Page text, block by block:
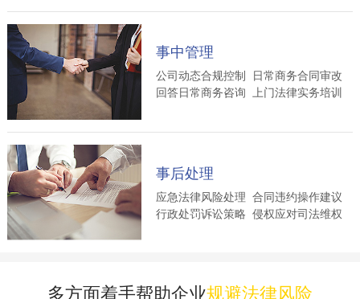
事中管理
公司动态合规控制 日常商务合同审改
回答日常商务咨询 上门法律实务培训
事后处理
应急法律风险处理 合同违约操作建议
行政处罚诉讼策略 侵权应对司法维权
多方面着手帮助企业规避法律风险